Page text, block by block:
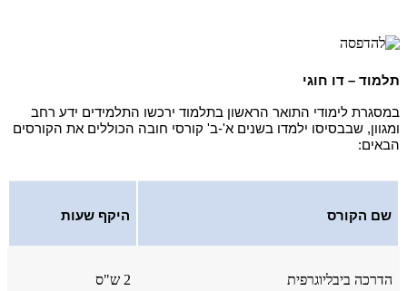
תלמוד – דו חוגי
במסגרת לימודי התואר הראשון בתלמוד ירכשו התלמידים ידע רחב
ומגוון, שבבסיסו ילמדו בשנים א'-ב' קורסי חובה הכוללים את הקורסים
הבאים:
שם הקורס היקף שעות
הדרכה ביבליוגרפית 2 ש"ס